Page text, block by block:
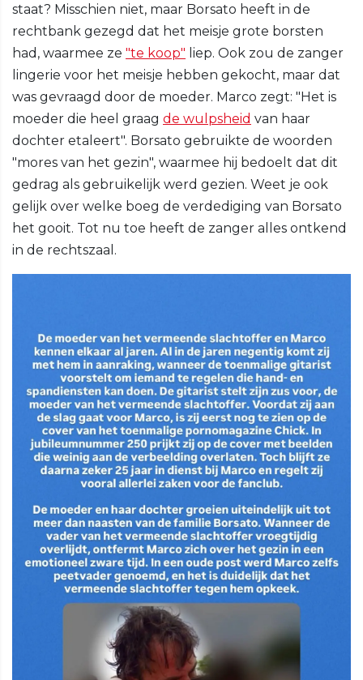
staat? Misschien niet, maar Borsato heeft in de
rechtbank gezegd dat het meisje grote borsten
had, waarmee ze "te koop" liep. Ook zou de zanger
lingerie voor het meisje hebben gekocht, maar dat
was gevraagd door de moeder. Marco zegt: "Het is
moeder die heel graag de wulpsheid van haar
dochter etaleert". Borsato gebruikte de woorden
"mores van het gezin", waarmee hij bedoelt dat dit
gedrag als gebruikelijk werd gezien. Weet je ook
gelijk over welke boeg de verdediging van Borsato
het gooit. Tot nu toe heeft de zanger alles ontkend
in de rechtszaal.